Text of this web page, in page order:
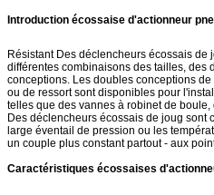
Introduction écossaise d'actionneur
Résistant Des déclencheurs écossais de
différentes combinaisons des tailles, des
conceptions. Les doubles conceptions
ou de ressort sont disponibles pour
telles que des vannes à robinet de boule,
Des déclencheurs écossais de joug sont
large éventail de pression ou les
un couple plus constant partout - aux
Caractéristiques écossaises